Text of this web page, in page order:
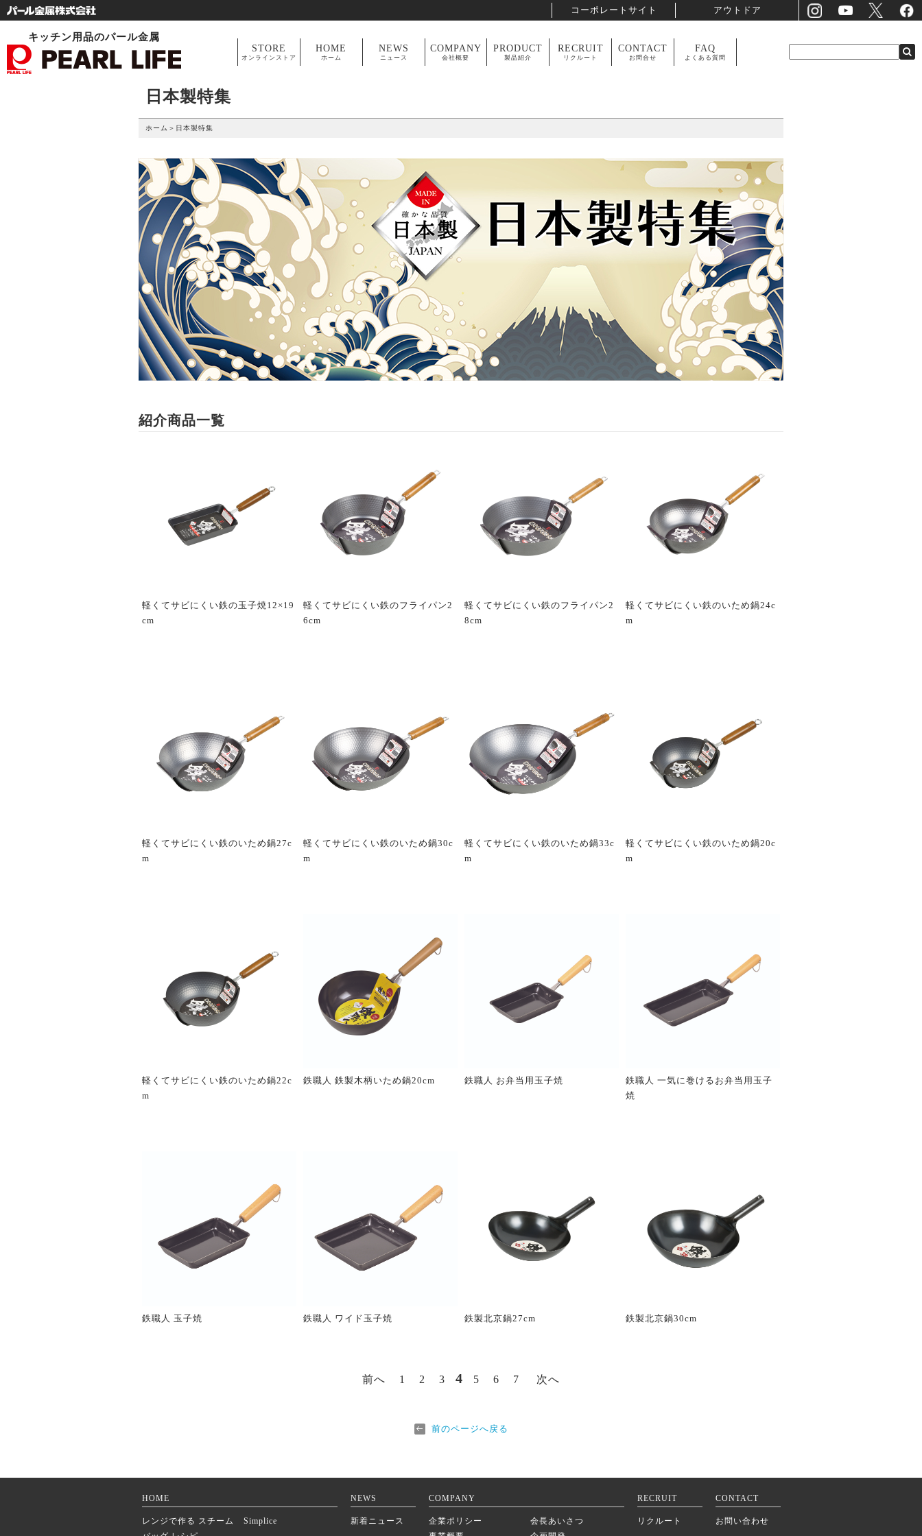
コーポレートサイト アウトドア
キッチン用品のパール金属
STORE
オンラインストア
HOME
ホーム
NEWS
ニュース
COMPANY
会社概要
PRODUCT
製品紹介
RECRUIT
リクルート
CONTACT
お問合せ
FAQ
よくある質問
日本製特集
ホーム ＞ 日本製特集
紹介商品一覧
軽くてサビにくい鉄の玉子焼12×19
cm
軽くてサビにくい鉄のフライパン2
6cm
軽くてサビにくい鉄のフライパン2
8cm
軽くてサビにくい鉄のいため鍋24c
m
軽くてサビにくい鉄のいため鍋27c
m
軽くてサビにくい鉄のいため鍋30c
m
軽くてサビにくい鉄のいため鍋33c
m
軽くてサビにくい鉄のいため鍋20c
m
軽くてサビにくい鉄のいため鍋22c
m
鉄職人 鉄製木柄いため鍋20cm 鉄職人 お弁当用玉子焼
鉄職人 一気に巻けるお弁当用玉子
焼
鉄職人 玉子焼 鉄職人 ワイド玉子焼 鉄製北京鍋27cm 鉄製北京鍋30cm
前へ 1 2 3 4 5 6 7 次へ
前のページへ戻る
HOME
レンジで作る スチーム
Simplice
NEWS
新着ニュース
COMPANY
企業ポリシー
会長あいさつ
RECRUIT
リクルート
CONTACT
お問い合わせ